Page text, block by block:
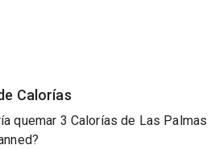
Calorías
quemar 3 Calorías de Las Palmas